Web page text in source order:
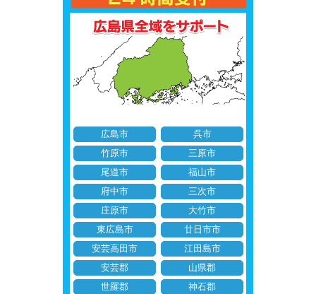
広島市
呉市
竹原市
三原市
尾道市
福山市
府中市
三次市
庄原市
大竹市
東広島市
廿日市市
安芸高田市
江田島市
安芸郡
山県郡
世羅郡
神石郡